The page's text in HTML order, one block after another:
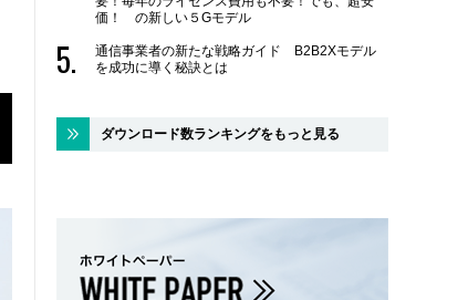
価！ の新しい５Gモデル
通信事業者の新たな戦略ガイド B2B2Xモデル
を成功に導く秘訣とは
ダウンロード数ランキングをもっと見る